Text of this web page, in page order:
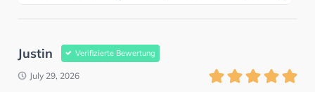
Justin Verifizierte Bewertung
July 29, 2026